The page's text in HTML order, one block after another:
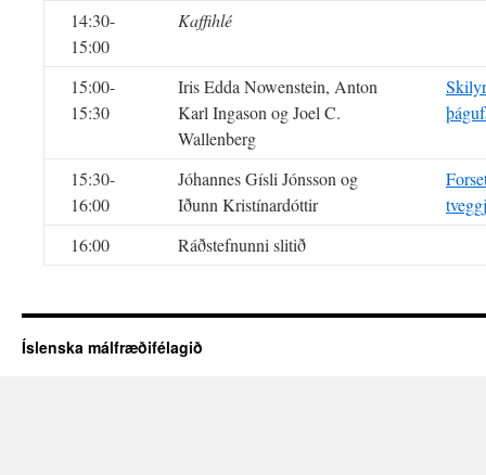
14:30-
15:00
Kaffihlé
15:00-
15:30
Iris Edda Nowenstein, Anton
Karl Ingason og Joel C.
Wallenberg
15:30-
16:00
Jóhannes Gísli Jónsson og
Iðunn Kristínardóttir
16:00
Ráðstefnunni slitið
Íslenska málfræðifélagið